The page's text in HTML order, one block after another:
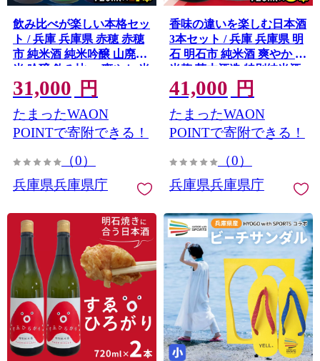
飲み比べが楽しい本格セッ
ト / 兵庫 兵庫県 赤穂 赤穂
市 純米酒 純米吟醸 山廃純
米 吟醸 飲み比べ 爽やか 米
米麹 老舗 蔵元 奥藤商事 フ
ルーティー 冷酒 純米吟醸
酒 伝統 文化 酒
31,000 円
たまったWAON
POINTで寄附できる！
（0）
兵庫県兵庫県庁
香味の違いを楽しむ日本酒
3本セット / 兵庫 兵庫県 明
石 明石市 純米酒 爽やか 米
米麹 茨木酒造 特別純米酒
冷酒 食中酒 純米大吟醸 海
鮮料理 和食 酒
41,000 円
たまったWAON
POINTで寄附できる！
（0）
兵庫県兵庫県庁